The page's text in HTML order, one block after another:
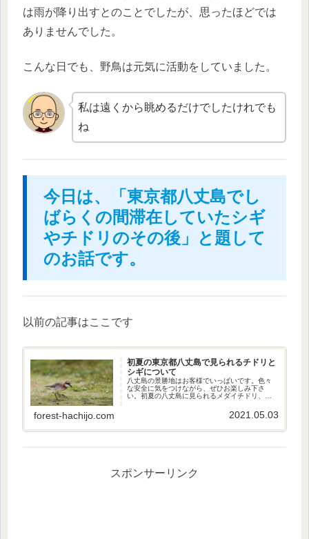
は雨が降り出すとのことでしたが、思ったほどでは
ありませんでした。
こんな日でも、野鳥は元気に活動をしていました。
私は遠くから眺めるだけでしたけれでも
ね
今日は、「東京都八丈島でし
ばらくの間滞在していたシギ
やチドリのその後」と題して
のお話です。
以前の記事はここです
初夏の東京都八丈島で見られるチドリと
シギについて
八丈島の景勝地はお客様でいっぱいです。色々
な安全に気をつけながら、ぜひお楽しみ下さ
い。初夏の八丈島に見られるメダイチドリ、ム
す。そっと観察しますと、それぞれの色合いの
forest-hachijo.com 2021.05.03
スポンサーリンク